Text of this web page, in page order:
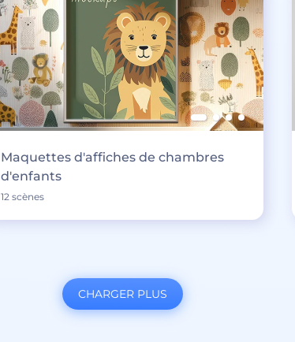
Maquettes d'affiches de chambres
d'enfants
12 scènes
CHARGER PLUS